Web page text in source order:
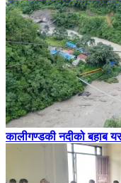
कालीगण्डकी नदीको बहाब